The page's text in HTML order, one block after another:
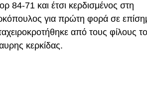
84-71 και έτσι κερδισμένος στη
για πρώτη φορά σε
από τους φίλους
κερκίδας.